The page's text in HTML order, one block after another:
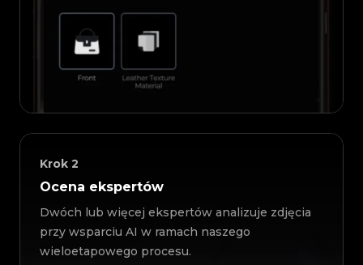
Krok 2
Ocena ekspertów
Dwóch lub więcej ekspertów analizuje zdjęcia
przy wsparciu AI w ramach naszego
wieloetapowego procesu.